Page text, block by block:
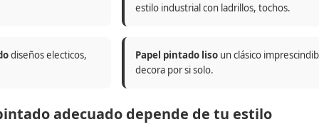
estilo industrial con ladrillos, tochos.
diseños electicos, Papel pintado liso un clásico
decora por si solo.
adecuado depende de tu estilo